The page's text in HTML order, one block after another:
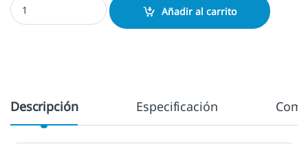
Añadir al carrito
Descripción Especificación